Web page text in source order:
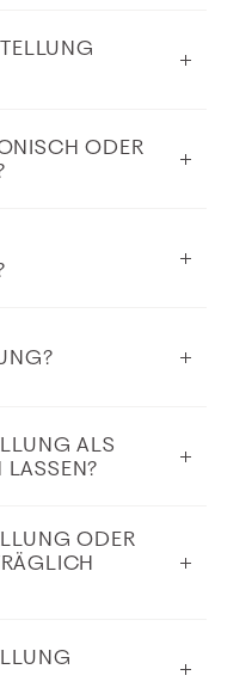
ODER
ALS
LASSEN?
ODER